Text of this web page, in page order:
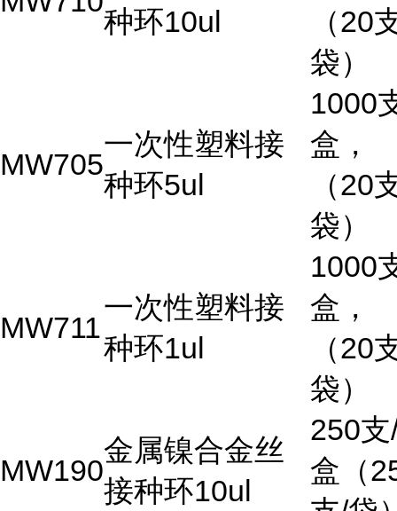
种环10ul
（20
袋）
MW705
一次性塑料接
种环5ul
1000
盒，
（20
袋）
MW711
一次性塑料接
种环1ul
1000
盒，
（20
袋）
MW190
金属镍合金丝
接种环10ul
250支
盒（